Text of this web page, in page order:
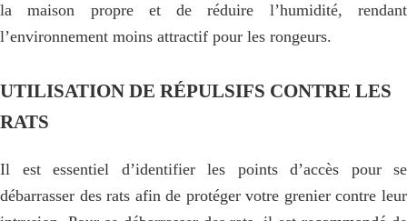
la maison propre et de réduire l’humidité, rendant
l’environnement moins attractif pour les rongeurs.
UTILISATION DE RÉPULSIFS CONTRE LES
RATS
Il est essentiel d’identifier les points d’accès pour se
débarrasser des rats afin de protéger votre grenier contre leur